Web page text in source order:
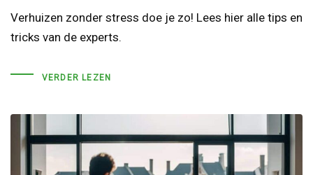
Verhuizen zonder stress doe je zo! Lees hier alle tips en
tricks van de experts.
VERDER LEZEN